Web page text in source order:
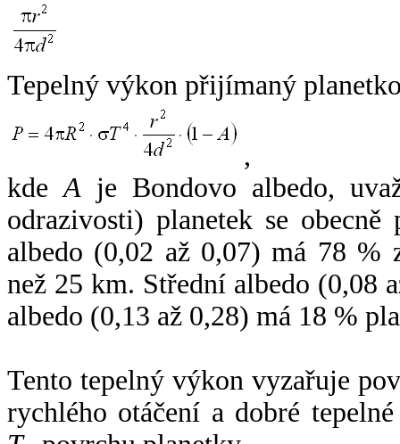
Tepelný výkon přijímaný
,
kdeA je Bondovo albedo,
odrazivosti) planetek se
albedo (0,02 až 0,07) má 78 %
než 25 km. Střední albedo (0,08
albedo (0,13 až 0,28) má 18 %
Tento tepelný výkon vyzařuje
rychlého otáčení a dobré